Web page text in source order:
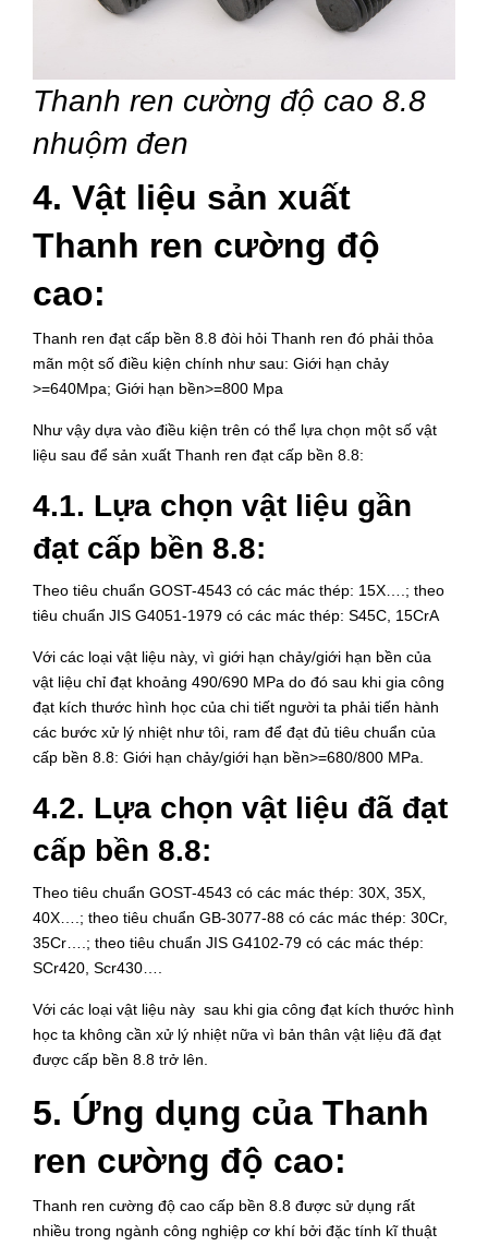
Thanh ren cường độ cao 8.8
nhuộm đen
4. Vật liệu sản xuất
Thanh ren cường độ
cao:
Thanh ren đạt cấp bền 8.8 đòi hỏi Thanh ren đó phải thỏa
mãn một số điều kiện chính như sau: Giới hạn chảy
>=640Mpa; Giới hạn bền>=800 Mpa
Như vậy dựa vào điều kiện trên có thể lựa chọn một số vật
liệu sau để sản xuất Thanh ren đạt cấp bền 8.8:
4.1. Lựa chọn vật liệu gần
đạt cấp bền 8.8:
Theo tiêu chuẩn GOST-4543 có các mác thép: 15X….; theo
tiêu chuẩn JIS G4051-1979 có các mác thép: S45C, 15CrA
Với các loại vật liệu này, vì giới hạn chảy/giới hạn bền của
vật liệu chỉ đạt khoảng 490/690 MPa do đó sau khi gia công
đạt kích thước hình học của chi tiết người ta phải tiến hành
các bước xử lý nhiệt như tôi, ram để đạt đủ tiêu chuẩn của
cấp bền 8.8: Giới hạn chảy/giới hạn bền>=680/800 MPa.
4.2. Lựa chọn vật liệu đã đạt
cấp bền 8.8:
Theo tiêu chuẩn GOST-4543 có các mác thép: 30X, 35X,
40X….; theo tiêu chuẩn GB-3077-88 có các mác thép: 30Cr,
35Cr….; theo tiêu chuẩn JIS G4102-79 có các mác thép:
SCr420, Scr430….
Với các loại vật liệu này sau khi gia công đạt kích thước hình
học ta không cần xử lý nhiệt nữa vì bản thân vật liệu đã đạt
được cấp bền 8.8 trở lên.
5. Ứng dụng của Thanh
ren cường độ cao:
Thanh ren cường độ cao cấp bền 8.8 được sử dụng rất
nhiều trong ngành công nghiệp cơ khí bởi đặc tính kĩ thuật